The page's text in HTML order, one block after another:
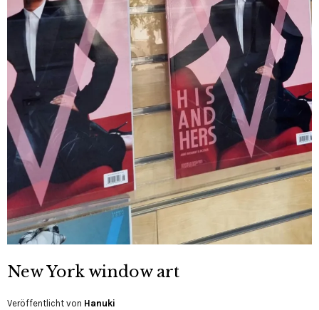
New York window art
Veröffentlicht von Hanuki